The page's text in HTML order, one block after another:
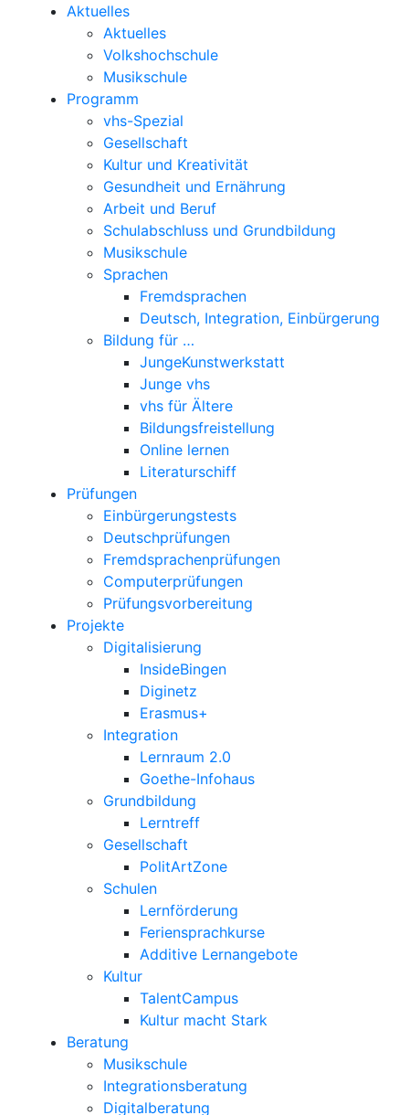
Aktuelles
Aktuelles
Volkshochschule
Musikschule
Programm
vhs-Spezial
Gesellschaft
Kultur und Kreativität
Gesundheit und Ernährung
Arbeit und Beruf
Schulabschluss und Grundbildung
Musikschule
Sprachen
Fremdsprachen
Deutsch, Integration, Einbürgerung
Bildung für …
JungeKunstwerkstatt
Junge vhs
vhs für Ältere
Bildungsfreistellung
Online lernen
Literaturschiff
Prüfungen
Einbürgerungstests
Deutschprüfungen
Fremdsprachenprüfungen
Computerprüfungen
Prüfungsvorbereitung
Projekte
Digitalisierung
InsideBingen
Diginetz
Erasmus+
Integration
Lernraum 2.0
Goethe-Infohaus
Grundbildung
Lerntreff
Gesellschaft
PolitArtZone
Schulen
Lernförderung
Feriensprachkurse
Additive Lernangebote
Kultur
TalentCampus
Kultur macht Stark
Beratung
Musikschule
Integrationsberatung
Digitalberatung